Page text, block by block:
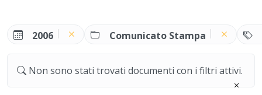
2006 Comunicato Stampa
Non sono stati trovati documenti con i filtri attivi.